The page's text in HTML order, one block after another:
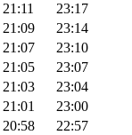
21:11
23:17
21:09
23:14
21:07
23:10
21:05
23:07
21:03
23:04
21:01
23:00
20:58
22:57